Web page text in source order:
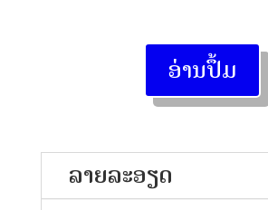
ອ່ານປຶ້ມ
ລາຍລະອຽດ